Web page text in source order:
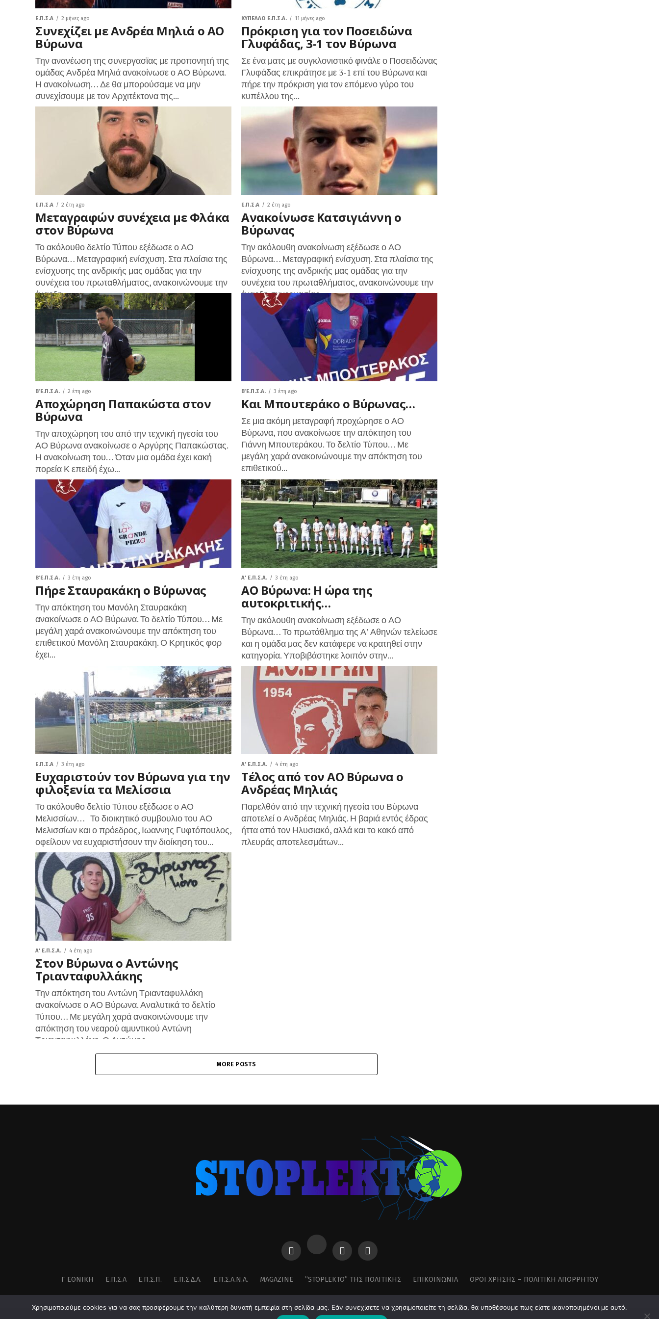
Ε.Π.Σ.Α 2 μήνες ago
Συνεχίζει με Ανδρέα Μηλιά ο ΑΟ
Βύρωνα
Την ανανέωση της συνεργασϊας με προπονητή της
ομάδας Ανδρέα Μηλιά ανακοίνωσε ο ΑΟ Βύρωνα.
Η ανακοίνωση… Δε θα μπορούσαμε να μην
συνεχίσουμε με τον Αρχιτέκτονα της...
ΚΎΠΕΛΛΟ Ε.Π.Σ.Α. 11 μήνες ago
Πρόκριση για τον Ποσειδώνα
Γλυφάδας, 3-1 τον Βύρωνα
Σε ένα ματς με συγκλονιστικό φινάλε ο Ποσειδώνας
Γλυφάδας επικράτησε με 3-1 επί του Βύρωνα και
πήρε την πρόκριση για τον επόμενο γύρο του
κυπέλλου της...
Ε.Π.Σ.Α 2 έτη ago
Μεταγραφών συνέχεια με Φλάκα
στον Βύρωνα
Το ακόλουθο δελτίο Τύπου εξέδωσε ο ΑΟ
Βύρωνα… Μεταγραφική ενίσχυση. Στα πλαίσια της
ενίσχυσης της ανδρικής μας ομάδας για την
συνέχεια του πρωταθλήματος, ανακοινώνουμε την
έναρξη...
Ε.Π.Σ.Α 2 έτη ago
Ανακοίνωσε Κατσιγιάννη ο
Βύρωνας
Την ακόλουθη ανακοίνωση εξέδωσε ο ΑΟ
Βύρωνα… Μεταγραφική ενίσχυση. Στα πλαίσια της
ενίσχυσης της ανδρικής μας ομάδας για την
συνέχεια του πρωταθλήματος, ανακοινώνουμε την
έναρξη συνεργασίας...
Β΄ Ε.Π.Σ.Α. 2 έτη ago
Αποχώρηση Παπακώστα στον
Βύρωνα
Την αποχώρηση του από την τεχνική ηγεσία του
ΑΟ Βύρωνα ανακοίνωσε ο Αργύρης Παπακώστας.
Η ανακοίνωση του… Όταν μια ομάδα έχει κακή
πορεία Κ επειδή έχω...
Β΄ Ε.Π.Σ.Α. 3 έτη ago
Και Μπουτεράκο ο Βύρωνας…
Σε μια ακόμη μεταγραφή προχώρησε ο ΑΟ
Βύρωνα, που ανακοίνωσε την απόκτηση του
Γιάννη Μπουτεράκου. Το δελτίο Τύπου… Με
μεγάλη χαρά ανακοινώνουμε την απόκτηση του
επιθετικού...
Β΄ Ε.Π.Σ.Α. 3 έτη ago
Πήρε Σταυρακάκη ο Βύρωνας
Την απόκτηση του Μανόλη Σταυρακάκη
ανακοίνωσε ο ΑΟ Βύρωνα. Το δελτίο Τύπου… Με
μεγάλη χαρά ανακοινώνουμε την απόκτηση του
επιθετικού Μανόλη Σταυρακάκη. Ο Κρητικός φορ
έχει...
A' Ε.Π.Σ.Α. 3 έτη ago
ΑΟ Βύρωνα: Η ώρα της
αυτοκριτικής…
Την ακόλουθη ανακοίνωση εξέδωσε ο ΑΟ
Βύρωνα… Το πρωτάθλημα της Α’ Αθηνών τελείωσε
και η ομάδα μας δεν κατάφερε να κρατηθεί στην
κατηγορία. Υποβιβάστηκε λοιπόν στην...
Ε.Π.Σ.Α 3 έτη ago
Ευχαριστούν τον Βύρωνα για την
φιλοξενία τα Μελίσσια
Το ακόλουθο δελτίο Τύπου εξέδωσε ο ΑΟ
Μελισσίων… Το διοικητικό συμβουλιο του ΑΟ
Μελισσίων και ο πρόεδρος, Ιωαννης Γυφτόπουλος,
οφείλουν να ευχαριστήσουν την διοίκηση του...
A' Ε.Π.Σ.Α. 4 έτη ago
Τέλος από τον ΑΟ Βύρωνα ο
Ανδρέας Μηλιάς
Παρελθόν από την τεχνική ηγεσία του Βύρωνα
αποτελεί ο Ανδρέας Μηλιάς. Η βαριά εντός έδρας
ήττα από τον Ηλυσιακό, αλλά και το κακό από
πλευράς αποτελεσμάτων...
A' Ε.Π.Σ.Α. 4 έτη ago
Στον Βύρωνα ο Αντώνης
Τριανταφυλλάκης
Την απόκτηση του Αντώνη Τριανταφυλλάκη
ανακοίνωσε ο ΑΟ Βύρωνα. Αναλυτικά το δελτίο
Τύπου… Με μεγάλη χαρά ανακοινώνουμε την
απόκτηση του νεαρού αμυντικού Αντώνη
Τριανταφυλλάκη. Ο Αντώνης...
MORE POSTS
Γ ΕΘΝΙΚΉ Ε.Π.Σ.Α Ε.Π.Σ.Π. Ε.Π.Σ.Δ.Α. Ε.Π.Σ.Α.Ν.Α. MAGAZINE ”STOPLEKTO” ΤΗΣ ΠΟΛΙΤΙΚΗΣ ΕΠΙΚΟΙΝΩΝΊΑ ΌΡΟΙ ΧΡΉΣΗΣ – ΠΟΛΙΤΙΚΉ ΑΠΟΡΡΉΤΟΥ
Χρησιμοποιούμε cookies για να σας προσφέρουμε την καλύτερη δυνατή εμπειρία στη σελίδα μας. Εάν συνεχίσετε να χρησιμοποιείτε τη σελίδα, θα υποθέσουμε πως είστε ικανοποιημένοι με αυτό.